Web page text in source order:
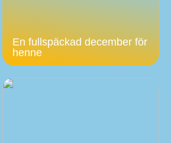
En fullspäckad december för
henne